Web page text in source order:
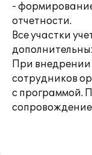
-
отчетности.
Все участки
При внедрении
сотрудников
с программой.